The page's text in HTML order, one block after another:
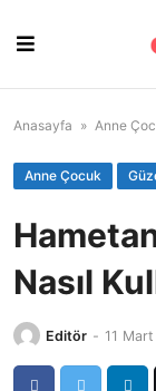
content
Anasayfa » Anne
Anne Çocuk
Nasıl
Editör - 11